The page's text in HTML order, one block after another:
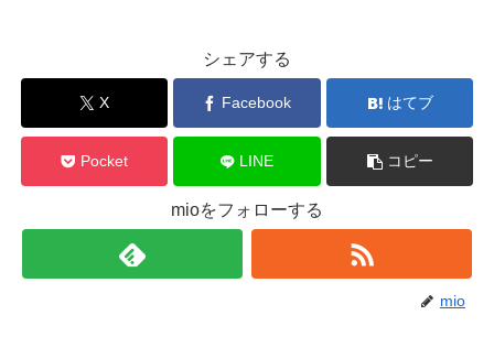
シェアする
X Facebook はてブ
Pocket LINE コピー
mioをフォローする
mio